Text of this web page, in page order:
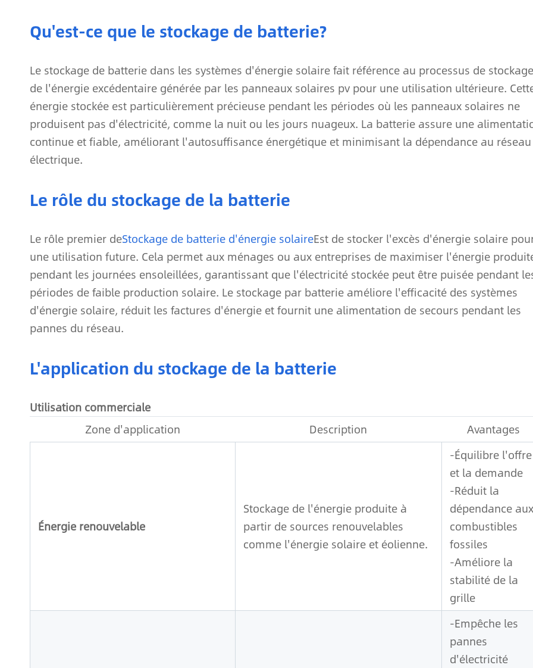
Qu'est-ce que le stockage de batterie?
Le stockage de batterie dans les systèmes d'énergie solaire fait référence au processus de stockage
de l'énergie excédentaire générée par les panneaux solaires pv pour une utilisation ultérieure.
énergie stockée est particulièrement précieuse pendant les périodes où les panneaux solaires ne
produisent pas d'électricité, comme la nuit ou les jours nuageux. La batterie assure une
continue et fiable, améliorant l'autosuffisance énergétique et minimisant la dépendance au réseau
électrique.
Le rôle du stockage de la batterie
Le rôle premier deStockage de batterie d'énergie solaireEst de stocker l'excès d'énergie solaire
une utilisation future. Cela permet aux ménages ou aux entreprises de maximiser l'énergie
pendant les journées ensoleillées, garantissant que l'électricité stockée peut être puisée pendant
périodes de faible production solaire. Le stockage par batterie améliore l'efficacité des systèmes
d'énergie solaire, réduit les factures d'énergie et fournit une alimentation de secours pendant les
pannes du réseau.
L'application du stockage de la batterie
Utilisation commerciale
Zone d'application
Description Avantages
Énergie renouvelable
Stockage de l'énergie produite à
partir de sources renouvelables
comme l'énergie solaire et éolienne.
-Équilibre l'offre
et la demande
-Réduit la
dépendance aux
combustibles
fossiles
-Améliore la
stabilité de la
grille
-Empêche les
pannes
d'électricité